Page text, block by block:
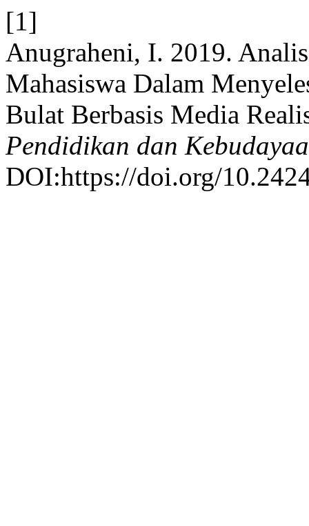
[1]
Anugraheni, I. 2019.
Mahasiswa Dalam
Bulat Berbasis Media
Pendidikan dan
DOI:https://doi.org/